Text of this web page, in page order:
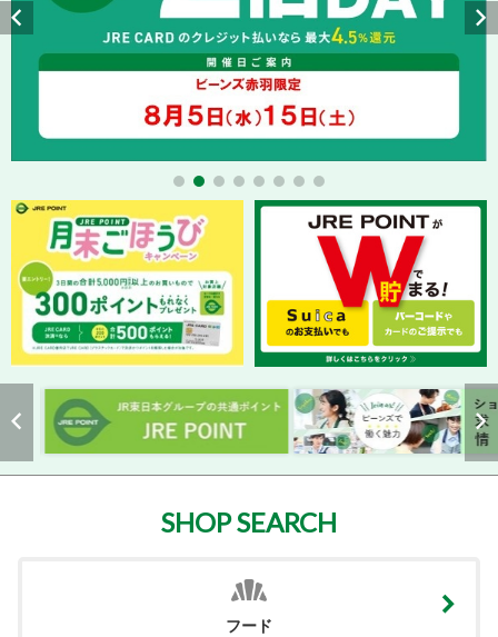
SHOP SEARCH
フード